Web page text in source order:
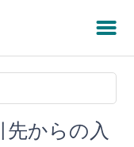
先からの入